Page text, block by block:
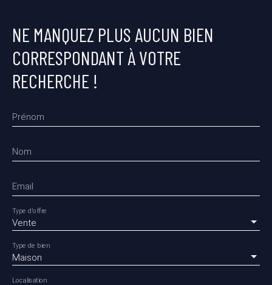
NE MANQUEZ PLUS AUCUN BIEN
CORRESPONDANT À VOTRE
RECHERCHE !
Prénom
Nom
Email
Vente
Type d'offre
Maison
Type de bien
Localisation